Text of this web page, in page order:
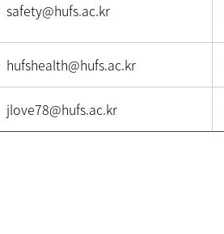
safety@hufs.ac.kr
hufshealth@hufs.ac.kr
jlove78@hufs.ac.kr